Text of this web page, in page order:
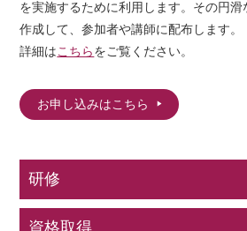
を実施するために利用します。その円
作成して、参加者や講師に配布します。
詳細はこちら をご覧ください。
お申し込みはこちら
研修